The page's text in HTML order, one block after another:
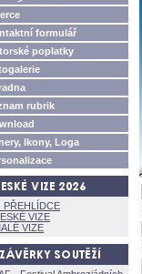
formulář
poplatky
rubrik
Ikony, Loga
PŘEHLÍDCE
VIZE
VIZE